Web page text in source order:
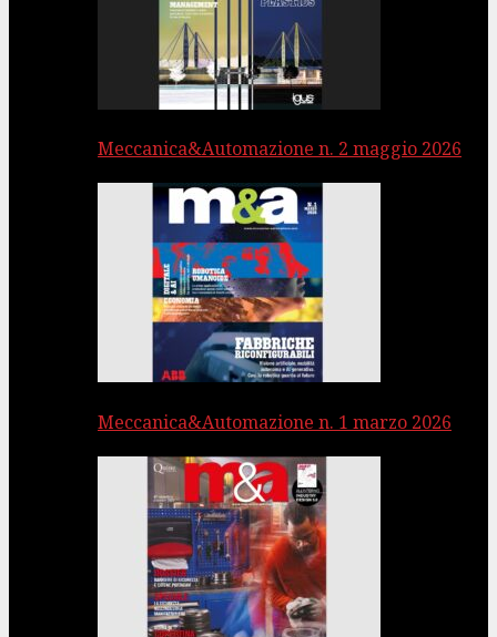
Meccanica&Automazione n. 2 maggio 2026
Meccanica&Automazione n. 1 marzo 2026